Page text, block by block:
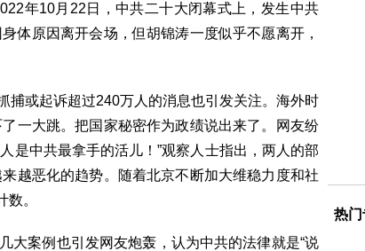
年10月22日，中共二十大闭幕式上，发生中共
体原因离开会场，但胡锦涛一度似乎不愿离开，
或起诉超过240万人的消息也引发关注。海外时
一大跳。把国家秘密作为政绩说出来了。网友纷
是中共最拿手的活儿！”观察人士指出，两人的部
越恶化的趋势。随着北京不断加大维稳力度和社
。
案例也引发网友炮轰，认为中共的法律就是“说
热